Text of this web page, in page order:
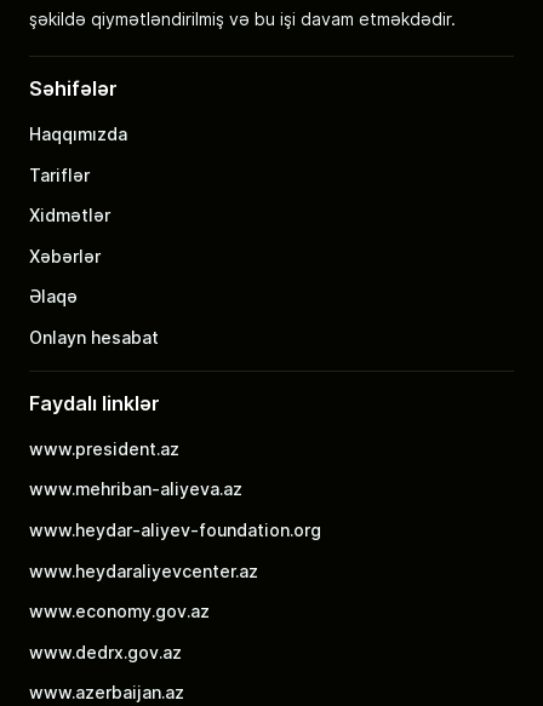
şəkildə qiymətləndirilmiş və bu işi davam etməkdədir.
Səhifələr
Haqqımızda
Tariflər
Xidmətlər
Xəbərlər
Əlaqə
Onlayn hesabat
Faydalı linklər
www.president.az
www.mehriban-aliyeva.az
www.heydar-aliyev-foundation.org
www.heydaraliyevcenter.az
www.economy.gov.az
www.dedrx.gov.az
www.azerbaijan.az